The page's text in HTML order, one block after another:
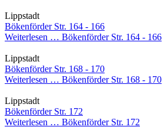
Lippstadt
Bökenförder Str. 164 - 166
Weiterlesen … Bökenförder Str. 164 - 166
Lippstadt
Bökenförder Str. 168 - 170
Weiterlesen … Bökenförder Str. 168 - 170
Lippstadt
Bökenförder Str. 172
Weiterlesen … Bökenförder Str. 172